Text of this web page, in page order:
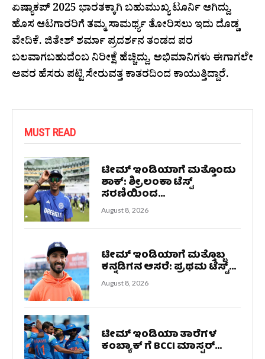
ಏಷ್ಯಾಕಪ್ 2025 ಭಾರತಕ್ಕಾಗಿ ಬಹುಮುಖ್ಯ ಟೂರ್ನಿ ಆಗಿದ್ದು,
ಹೊಸ ಆಟಗಾರರಿಗೆ ತಮ್ಮ ಸಾಮರ್ಥ್ಯ ತೋರಿಸಲು ಇದು ದೊಡ್ಡ
ವೇದಿಕೆ. ಜಿತೇಶ್ ಶರ್ಮಾ ಪ್ರದರ್ಶನ ತಂಡದ ಪರ
ಬಲವಾಗಬಹುದೆಂಬ ನಿರೀಕ್ಷೆ ಹೆಚ್ಚಿದ್ದು, ಅಭಿಮಾನಿಗಳು ಈಗಾಗಲೇ
ಅವರ ಹೆಸರು ಪಟ್ಟಿ ಸೇರುವತ್ತ ಕಾತರದಿಂದ ಕಾಯುತ್ತಿದ್ದಾರೆ.
MUST READ
ಟೀಮ್ ಇಂಡಿಯಾಗೆ ಮತ್ತೊಂದು
ಶಾಕ್: ಶ್ರೀಲಂಕಾ ಟೆಸ್ಟ್
ಸರಣಿಯಿಂದ...
August 8, 2026
ಟೀಮ್ ಇಂಡಿಯಾಗೆ ಮತ್ತೊಬ್ಬ
ಕನ್ನಡಿಗನ ಆಸರೆ: ಪ್ರಥಮ ಟೆಸ್ಟ್...
August 8, 2026
ಟೀಮ್ ಇಂಡಿಯಾ ತಾರೆಗಳ
ಕಂಬ್ಯಾಕ್ ಗೆ BCCI ಮಾಸ್ಟರ್...